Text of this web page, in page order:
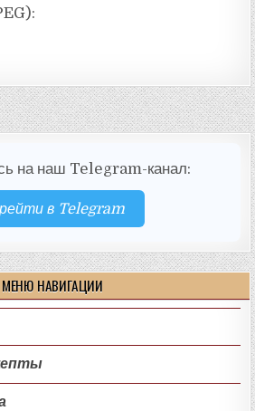
на наш Telegram-канал:
в Telegram
МЕНЮ НАВИГАЦИИ